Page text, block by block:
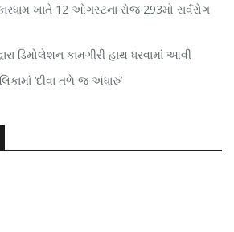
ખાતે 12 ઓગસ્ટના રોજ 293મો સર્વરોગ
ડિમોલેશન કામગીરી હાથ ધરવામાં આવી
‘દીવા તળે જ અંધારું’